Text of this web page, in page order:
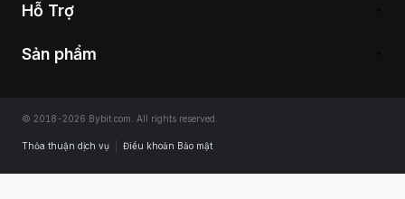
Hỗ Trợ
Sản phẩm
© 2018-2026 Bybit.com. All rights reserved.
Thỏa thuận dịch vụ Điều khoản Bảo mật